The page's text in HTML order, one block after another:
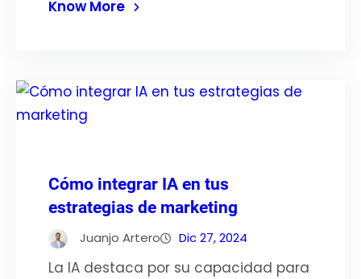
Know More
Cómo integrar IA en tus
estrategias de marketing
Juanjo Artero Dic 27, 2024
La IA destaca por su capacidad para